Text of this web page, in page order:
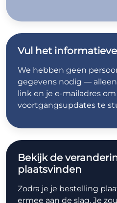
Vul het
We hebben geen
gegevens nodig —
link en je e-mailadres om
voortgangsupdates te
Bekijk de
plaatsvinden
Zodra je je bestelling
ermee aan de slag. Je